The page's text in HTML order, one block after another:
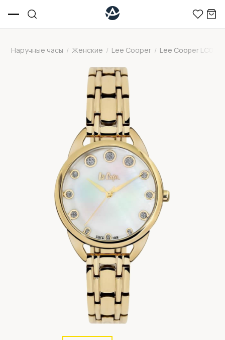
Наручные часы / Женские / Lee Cooper / Lee Cooper